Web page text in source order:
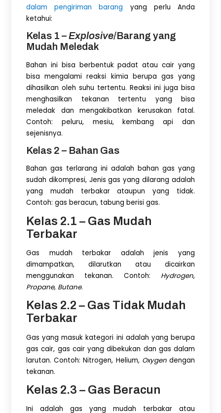
dalam pengiriman barang yang perlu Anda
ketahui:
Kelas 1 –Explosive/Barang yang
Mudah Meledak
Bahan ini bisa berbentuk padat atau cair yang
bisa mengalami reaksi kimia berupa gas yang
dihasilkan oleh suhu tertentu. Reaksi ini juga bisa
menghasilkan tekanan tertentu yang bisa
meledak dan mengakibatkan kerusakan fatal.
Contoh: peluru, mesiu, kembang api dan
sejenisnya.
Kelas 2 – Bahan Gas
Bahan gas terlarang ini adalah bahan gas yang
sudah dikompresi, Jenis gas yang dilarang adalah
yang mudah terbakar ataupun yang tidak.
Contoh: gas beracun, tabung berisi gas.
Kelas 2.1 – Gas Mudah
Terbakar
Gas mudah terbakar adalah jenis yang
dimampatkan, dilarutkan atau dicairkan
menggunakan tekanan. Contoh: Hydrogen,
Propane, Butane.
Kelas 2.2 – Gas Tidak Mudah
Terbakar
Gas yang masuk kategori ini adalah yang berupa
gas cair, gas cair yang dibekukan dan gas dalam
larutan. Contoh: Nitrogen, Helium, Oxygendengan
tekanan.
Kelas 2.3 – Gas Beracun
Ini adalah gas yang mudah terbakar atau